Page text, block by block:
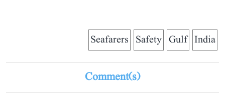
India
Gulf
Safety
Seafarers
Comment(s)